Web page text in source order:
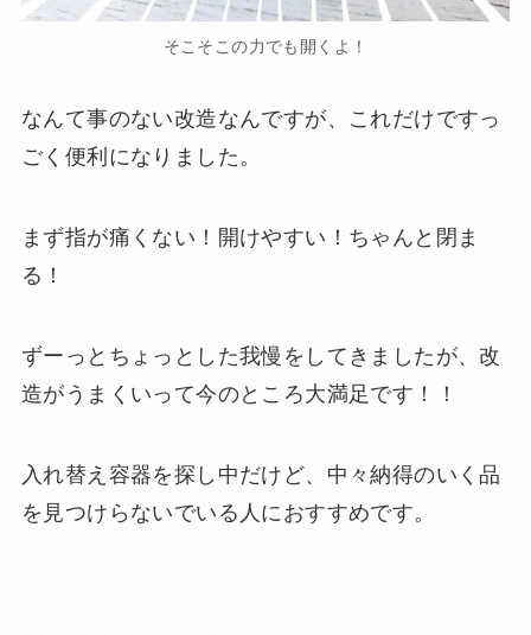
そこそこの力でも開くよ！
なんて事のない改造なんですが、これだけですっ
ごく便利になりました。
まず指が痛くない！開けやすい！ちゃんと閉ま
る！
ずーっとちょっとした我慢をしてきましたが、改
造がうまくいって今のところ大満足です！！
入れ替え容器を探し中だけど、中々納得のいく品
を見つけらないでいる人におすすめです。